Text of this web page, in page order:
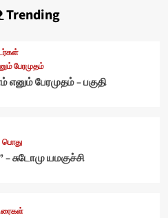
Trending
பேரமுதம்
எனும் பேரமுதம் – பகுதி
பொது
– சுடோமு யமகுச்சி